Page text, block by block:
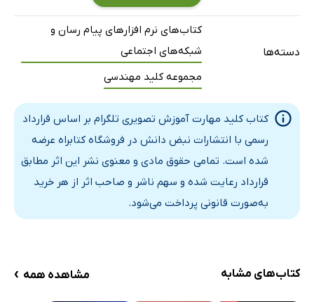
دسته‌ها
کتاب‌های نرم افزارهای پیام رسان و
شبکه‌های اجتماعی
مجموعه کلید مهندسی
کتاب کلید مهارت آموزش تصویری تلگرام بر اساس قرارداد
رسمی با انتشارات نبض دانش در فروشگاه کتابراه عرضه
شده است. تمامی حقوق مادی و معنوی نشر این اثر مطابق
قرارداد رعایت شده و سهم ناشر و صاحب اثر از هر خرید
به‌صورت قانونی پرداخت می‌شود.
کتاب‌های مشابه مشاهده همه ›